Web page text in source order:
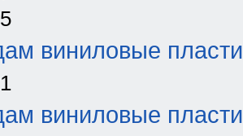
виниловые
виниловые